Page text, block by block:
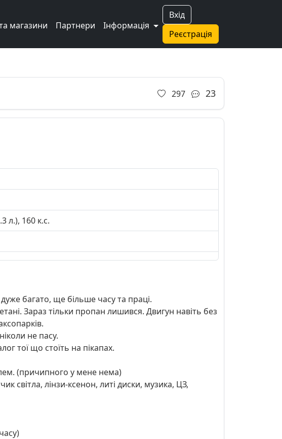
Вхід
Реєстрація
магазини Партнери Інформація
297 23
л.), 160 к.с.
багато, ще більше часу та праці.
Зараз тільки пропан лишився. Двигун навіть без
не пасу.
тої що стоїть на пікапах.
(причипного у мене нема)
світла, лінзи-ксенон, литі диски, музика, ЦЗ,